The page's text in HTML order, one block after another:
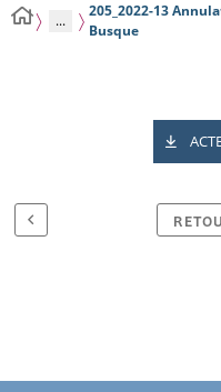
...
205_2022-13
Busque